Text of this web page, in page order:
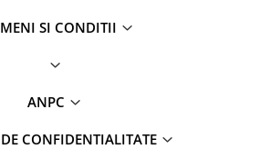
SI CONDITII
ANPC
CONFIDENTIALITATE